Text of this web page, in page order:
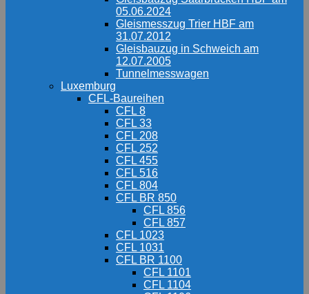
05.06.2024
Gleismesszug Trier HBF am
31.07.2012
Gleisbauzug in Schweich am
12.07.2005
Tunnelmesswagen
Luxemburg
CFL-Baureihen
CFL 8
CFL 33
CFL 208
CFL 252
CFL 455
CFL 516
CFL 804
CFL BR 850
CFL 856
CFL 857
CFL 1023
CFL 1031
CFL BR 1100
CFL 1101
CFL 1104